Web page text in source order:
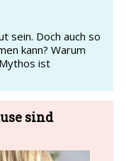
sein. Doch auch so
kann? Warum
ist
sind